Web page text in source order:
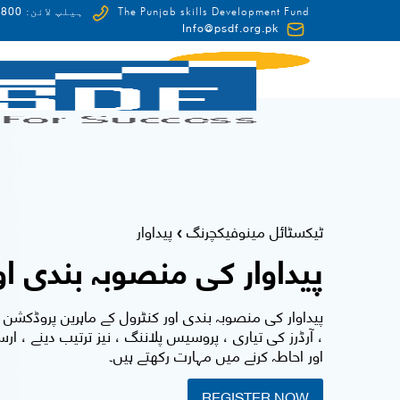
The Punjab skills Development Fund ہیلپ لائن:
Info@psdf.org.pk
FCDO
ٹیکسٹائل مینوفیکچرنگ ❯پیداوار
پیداوار کی منصوبہ بندی
پیداوار کی منصوبہ بندی اور کنٹرول کے ماہرین پروڈکشن
، آرڈرز کی تیاری ، پروسیس پلاننگ ، نیز ترتیب دینے ،
اور احاطہ کرنے میں مہارت رکھتے ہیں۔